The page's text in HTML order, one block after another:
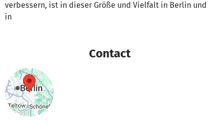
verbessern, ist in dieser Größe und Vielfalt in Berlin und
in
Contact